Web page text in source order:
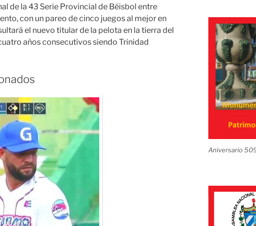
de la 43 Serie Provincial de Béisbol entre
con un pareo de cinco juegos al mejor en
el nuevo titular de la pelota en la tierra del
años consecutivos siendo Trinidad
Aniversario